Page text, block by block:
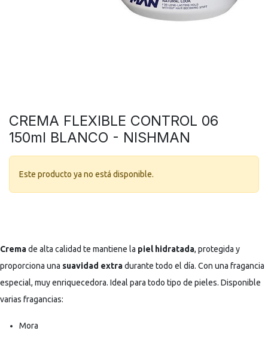
CREMA FLEXIBLE CONTROL 06
150ml BLANCO - NISHMAN
Este producto ya no está disponible.
Cremade alta calidad te mantiene la piel hidratada, protegida y
proporciona una suavidad extradurante todo el día. Con una fragancia
especial, muy enriquecedora. Ideal para todo tipo de pieles. Disponible
varias fragancias:
Mora